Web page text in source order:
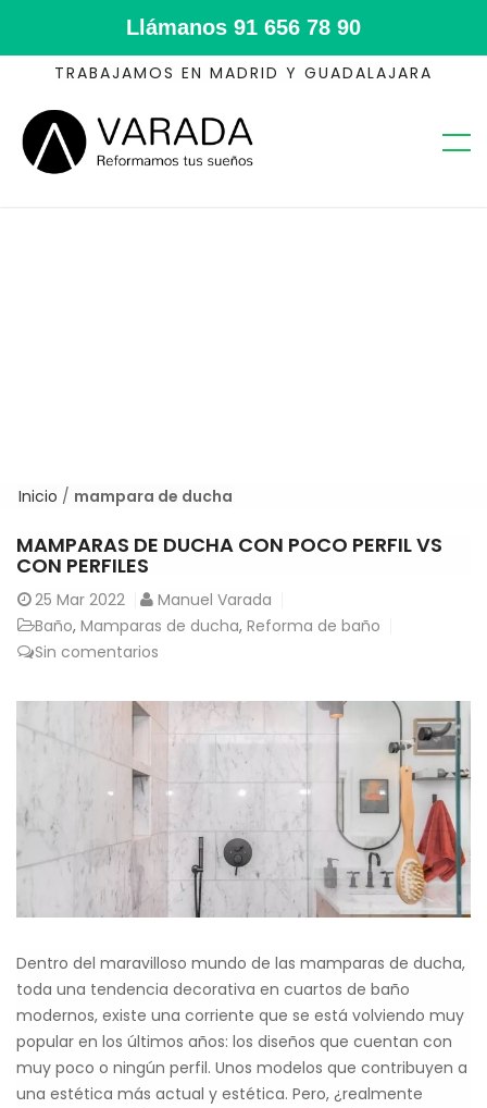
Llámanos 91 656 78 90
TRABAJAMOS EN MADRID Y GUADALAJARA
Inicio / mampara de ducha
MAMPARAS DE DUCHA CON POCO PERFIL VS
CON PERFILES
25 Mar 2022
Manuel Varada
Baño, Mamparas de ducha, Reforma de baño
Sin comentarios
Dentro del maravilloso mundo de las mamparas de ducha,
toda una tendencia decorativa en cuartos de baño
modernos, existe una corriente que se está volviendo muy
popular en los últimos años: los diseños que cuentan con
muy poco o ningún perfil. Unos modelos que contribuyen a
una estética más actual y estética. Pero, ¿realmente